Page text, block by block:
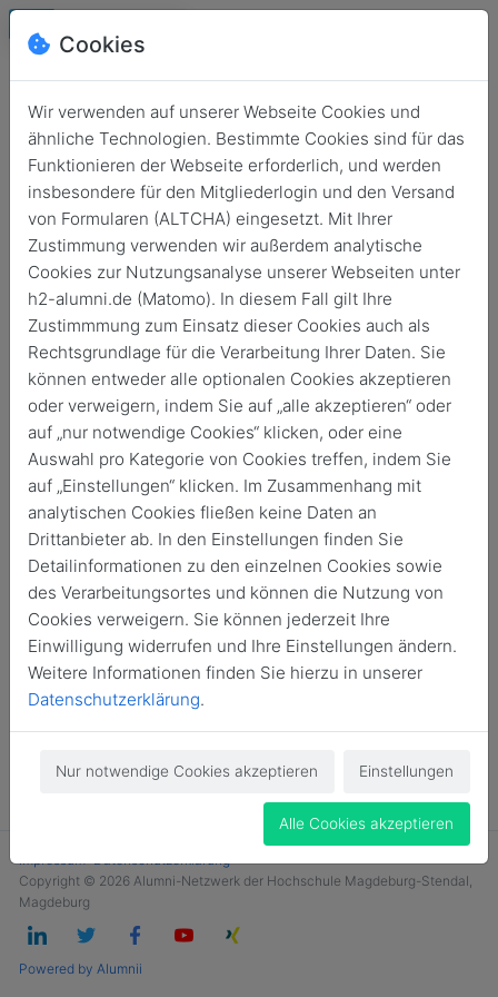
Login
Keine Zugangsdaten?
Login
Jetzt Mitglied werden
Impressum Datenschutzerklärung
Copyright © 2026 Alumni-Netzwerk der Hochschule Magdeburg-Stendal,
Magdeburg
Powered by Alumnii
Cookies
Wir verwenden auf unserer Webseite Cookies und
ähnliche Technologien. Bestimmte Cookies sind für das
Funktionieren der Webseite erforderlich, und werden
insbesondere für den Mitgliederlogin und den Versand
von Formularen (ALTCHA) eingesetzt. Mit Ihrer
Zustimmung verwenden wir außerdem analytische
Cookies zur Nutzungsanalyse unserer Webseiten unter
h2-alumni.de (Matomo). In diesem Fall gilt Ihre
Zustimmmung zum Einsatz dieser Cookies auch als
Rechtsgrundlage für die Verarbeitung Ihrer Daten. Sie
können entweder alle optionalen Cookies akzeptieren
oder verweigern, indem Sie auf „alle akzeptieren“ oder
auf „nur notwendige Cookies“ klicken, oder eine
Auswahl pro Kategorie von Cookies treffen, indem Sie
auf „Einstellungen“ klicken. Im Zusammenhang mit
analytischen Cookies fließen keine Daten an
Drittanbieter ab. In den Einstellungen finden Sie
Detailinformationen zu den einzelnen Cookies sowie
des Verarbeitungsortes und können die Nutzung von
Cookies verweigern. Sie können jederzeit Ihre
Einwilligung widerrufen und Ihre Einstellungen ändern.
Weitere Informationen finden Sie hierzu in unserer
Datenschutzerklärung.
Nur notwendige Cookies akzeptieren Einstellungen
Alle Cookies akzeptieren